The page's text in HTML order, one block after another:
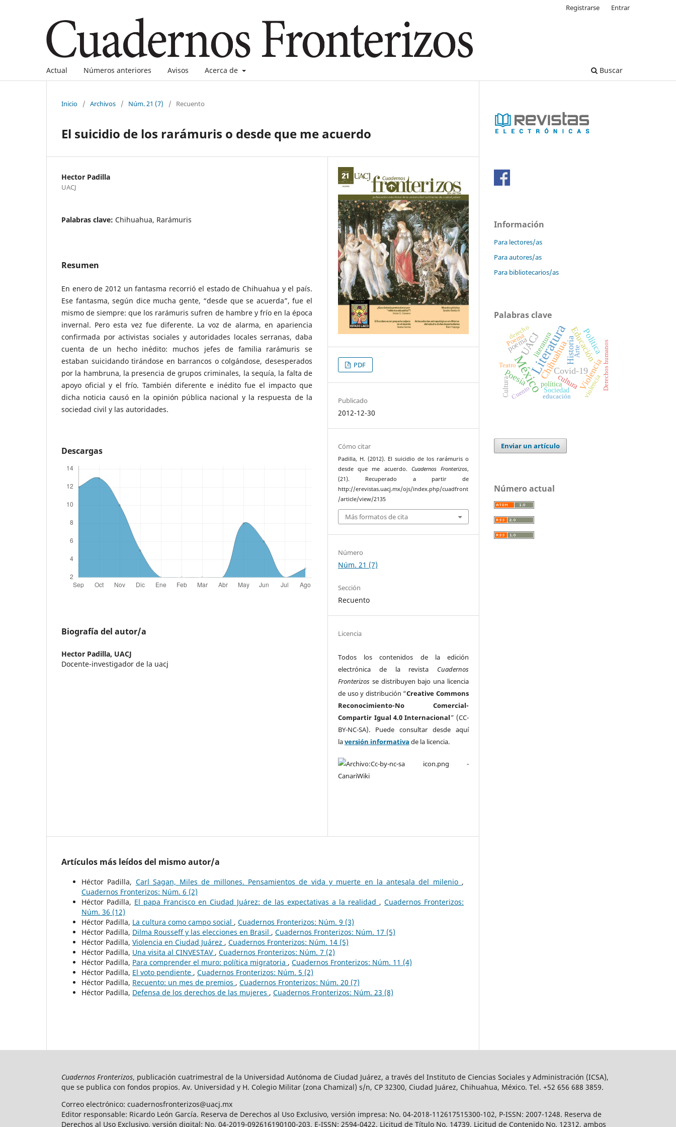
Actual Números anteriores Avisos Acerca de Buscar
Registrarse Entrar
Inicio / Archivos / Núm. 21 (7) / Recuento
El suicidio de los rarámuris o desde que me acuerdo
Hector Padilla
UACJ
Palabras clave: Chihuahua, Rarámuris
Resumen
En enero de 2012 un fantasma recorrió el estado de Chihuahua y el país.
Ese fantasma, según dice mucha gente, “desde que se acuerda”, fue el
mismo de siempre: que los rarámuris sufren de hambre y frío en la época
invernal. Pero esta vez fue diferente. La voz de alarma, en apariencia
confirmada por activistas sociales y autoridades locales serranas, daba
cuenta de un hecho inédito: muchos jefes de familia rarámuris se
estaban suicidando tirándose en barrancos o colgándose, desesperados
por la hambruna, la presencia de grupos criminales, la sequía, la falta de
apoyo oficial y el frío. También diferente e inédito fue el impacto que
dicha noticia causó en la opinión pública nacional y la respuesta de la
sociedad civil y las autoridades.
Descargas
Biografía del autor/a
Hector Padilla, UACJ
Docente-investigador de la uacj
PDF
Publicado
2012-12-30
Cómo citar
Padilla, H. (2012). El suicidio de los rarámuris o
desde que me acuerdo. Cuadernos Fronterizos,
(21). Recuperado a partir de
http://erevistas.uacj.mx/ojs/index.php/cuadfront
/article/view/2135
Más formatos de cita
Número
Núm. 21 (7)
Sección
Recuento
Licencia
Todos los contenidos de la edición
electrónica de la revista Cuadernos
Fronterizos se distribuyen bajo una licencia
de uso y distribución “Creative Commons
Reconocimiento-No Comercial-
Compartir Igual 4.0 Internacional” (CC-
BY-NC-SA). Puede consultar desde aquí
laversión informativa de la licencia.
Artículos más leídos del mismo autor/a
Héctor Padilla, Carl Sagan, Miles de millones. Pensamientos de vida y muerte en la antesala del milenio ,
Cuadernos Fronterizos: Núm. 6 (2)
Héctor Padilla, El papa Francisco en Ciudad Juárez: de las expectativas a la realidad , Cuadernos Fronterizos:
Núm. 36 (12)
Héctor Padilla, La cultura como campo social , Cuadernos Fronterizos: Núm. 9 (3)
Héctor Padilla, Dilma Rousseff y las elecciones en Brasil , Cuadernos Fronterizos: Núm. 17 (5)
Héctor Padilla, Violencia en Ciudad Juárez , Cuadernos Fronterizos: Núm. 14 (5)
Héctor Padilla, Una visita al CINVESTAV , Cuadernos Fronterizos: Núm. 7 (2)
Héctor Padilla, Para comprender el muro: política migratoria , Cuadernos Fronterizos: Núm. 11 (4)
Héctor Padilla, El voto pendiente , Cuadernos Fronterizos: Núm. 5 (2)
Héctor Padilla, Recuento: un mes de premios , Cuadernos Fronterizos: Núm. 20 (7)
Héctor Padilla, Defensa de los derechos de las mujeres , Cuadernos Fronterizos: Núm. 23 (8)
Información
Para lectores/as
Para autores/as
Para bibliotecarios/as
Palabras clave
Literatura
México
UACJChihuahuaHistoria
Covid-19
Poesía Violencia
Educación
Política
cultura
poemaliteratura
política
Cultura
Poema
Arte
Sociedad violencia
derecho
Teatro
educación
Derechos humanos
Cuento
Enviar un artículo
Número actual
Cuadernos Fronterizos, publicación cuatrimestral de la Universidad Autónoma de Ciudad Juárez, a través del Instituto de Ciencias Sociales y Administración (ICSA),
que se publica con fondos propios. Av. Universidad y H. Colegio Militar (zona Chamizal) s/n, CP 32300, Ciudad Juárez, Chihuahua, México. Tel. +52 656 688 3859.
Correo electrónico: cuadernosfronterizos@uacj.mx
Editor responsable: Ricardo León García. Reserva de Derechos al Uso Exclusivo, versión impresa: No. 04-2018-112617515300-102, P-ISSN: 2007-1248. Reserva de
Derechos al Uso Exclusivo, versión digital: No. 04-2019-092616190100-203, E-ISSN: 2594-0422. Licitud de Título No. 14739, Licitud de Contenido No. 12312, ambos